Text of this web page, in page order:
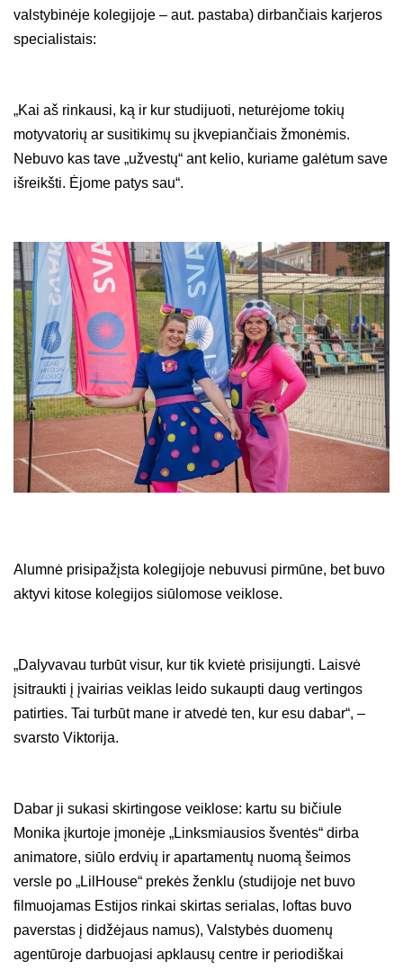
valstybinėje kolegijoje – aut. pastaba) dirbančiais karjeros
specialistais:
„Kai aš rinkausi, ką ir kur studijuoti, neturėjome tokių
motyvatorių ar susitikimų su įkvepiančiais žmonėmis.
Nebuvo kas tave „užvestų“ ant kelio, kuriame galėtum save
išreikšti. Ėjome patys sau“.
Alumnė prisipažįsta kolegijoje nebuvusi pirmūne, bet buvo
aktyvi kitose kolegijos siūlomose veiklose.
„Dalyvavau turbūt visur, kur tik kvietė prisijungti. Laisvė
įsitraukti į įvairias veiklas leido sukaupti daug vertingos
patirties. Tai turbūt mane ir atvedė ten, kur esu dabar“, –
svarsto Viktorija.
Dabar ji sukasi skirtingose veiklose: kartu su bičiule
Monika įkurtoje įmonėje „Linksmiausios šventės“ dirba
animatore, siūlo erdvių ir apartamentų nuomą šeimos
versle po „LilHouse“ prekės ženklu (studijoje net buvo
filmuojamas Estijos rinkai skirtas serialas, loftas buvo
paverstas į didžėjaus namus), Valstybės duomenų
agentūroje darbuojasi apklausų centre ir periodiškai